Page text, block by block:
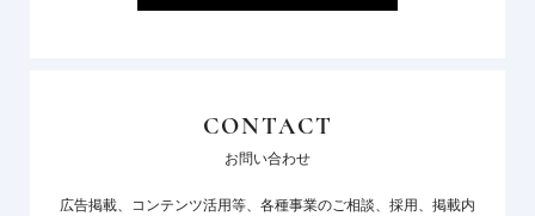
CONTACT
お問い合わせ
広告掲載、コンテンツ活用等、各種事業のご相談、採用、掲載内